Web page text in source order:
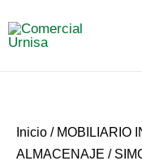
al
Inicio / MOBILIARIO
ALMACENAJE /